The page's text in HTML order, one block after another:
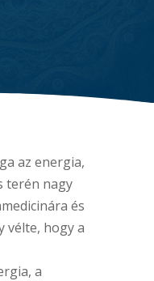
az energia,
terén nagy
és
vélte, hogy a
a